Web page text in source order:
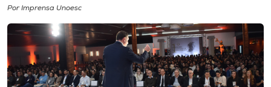
Cultura
CPA
Por Imprensa Unoesc